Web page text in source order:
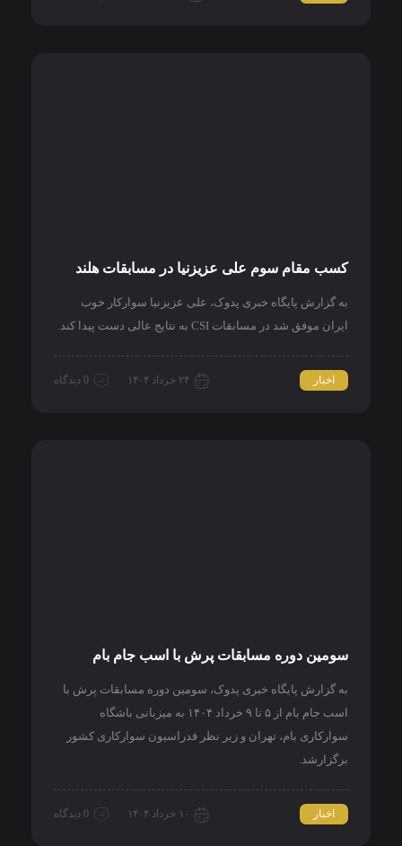
کسب مقام سوم علی عزیزنیا در مسابقات هلند
به گزارش پایگاه خبری پدوک، علی عزیزنیا سوارکار خوب
ایران موفق شد در مسابقات CSI به نتایج عالی دست پیدا کند.
اخبار ۲۴ خرداد ۱۴۰۴ 0 دیدگاه
سومین دوره مسابقات پرش با اسب جام بام
به گزارش پایگاه خبری پدوک، سومین دوره مسابقات پرش با
اسب جام بام از ۵ تا ۹ خرداد ۱۴۰۴ به میزبانی باشگاه
سوارکاری بام، تهران و زیر نظر فدراسیون سوارکاری کشور
برگزارشد.
اخبار ۱۰ خرداد ۱۴۰۴ 0 دیدگاه